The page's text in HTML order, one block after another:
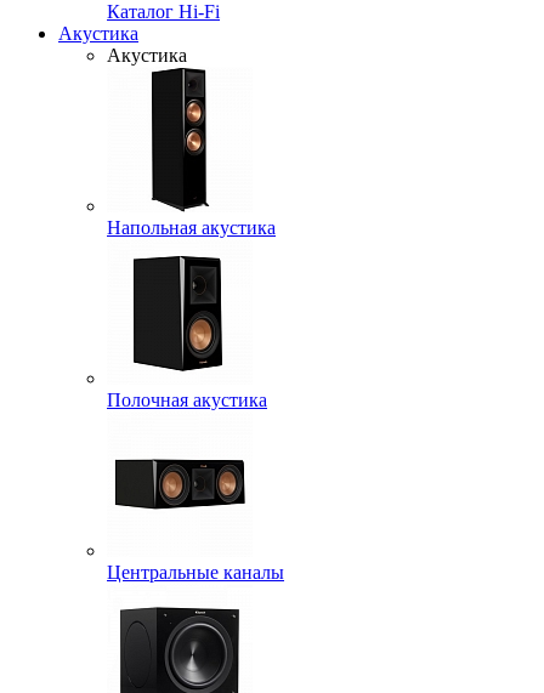
Каталог Hi-Fi
Акустика
Акустика
Напольная акустика
Полочная акустика
Центральные каналы